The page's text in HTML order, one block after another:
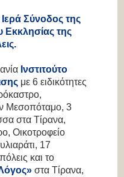
Σύνοδος της
της
Ινστιτούτο
με 6 ειδικότητες
Μεσοπόταμο, 3
στα Τίρανα,
Οικοτροφείο
17
και το
στα Τίρανα,